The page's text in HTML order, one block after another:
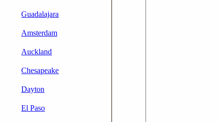
Guadalajara
Amsterdam
Auckland
Chesapeake
Dayton
El Paso